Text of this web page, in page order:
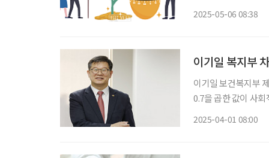
2025-05-06 08:38
이기일 복지부
이기일 보건복지부
0.7을 곱한 값이 사
2025-04-01 08:00